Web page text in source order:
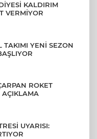
KALDIRIM
VERMİYOR
TAKIMI YENİ SEZON
ROKET
AÇIKLAMA
UYARISI: